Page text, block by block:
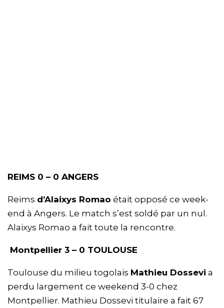
REIMS 0 – 0 ANGERS
Reims d’Alaixys Romao était opposé ce week-
end à Angers. Le match s’est soldé par un nul.
Alaixys Romao a fait toute la rencontre.
Montpellier 3 – 0 TOULOUSE
Toulouse du milieu togolais Mathieu Dossevi a
perdu largement ce weekend 3-0 chez
Montpellier. Mathieu Dossevi titulaire a fait 67